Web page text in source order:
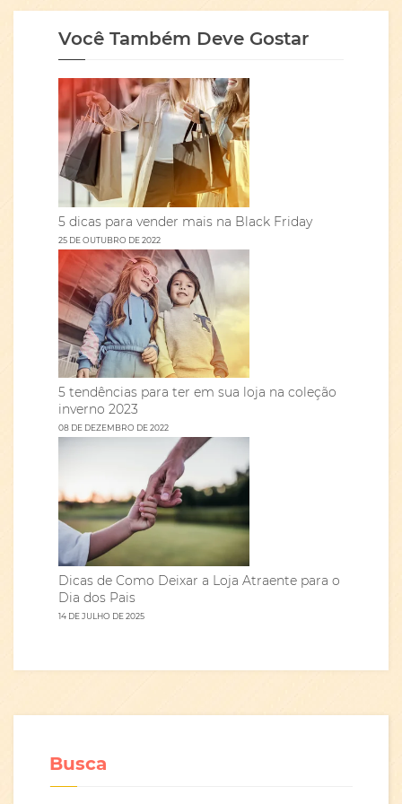
Você Também Deve Gostar
5 dicas para vender mais na Black Friday
25 DE OUTUBRO DE 2022
5 tendências para ter em sua loja na coleção
inverno 2023
08 DE DEZEMBRO DE 2022
Dicas de Como Deixar a Loja Atraente para o
Dia dos Pais
14 DE JULHO DE 2025
Busca